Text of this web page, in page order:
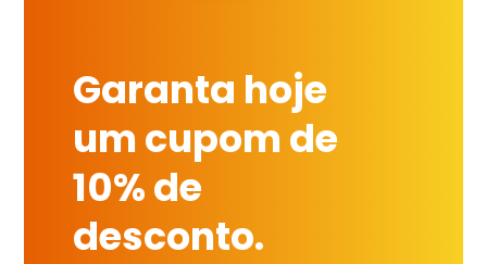
Garanta hoje
um cupom de
10% de
desconto.